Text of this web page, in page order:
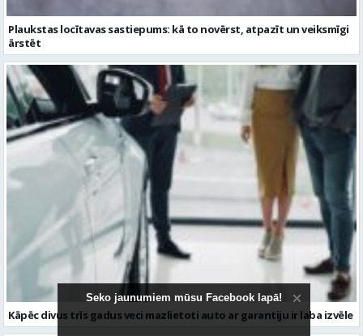
Kāpēc divus trīs gadus veci mazlietoti auto ar garantiju ir laba izvēle
Seko jaunumiem mūsu Facebook lapā!